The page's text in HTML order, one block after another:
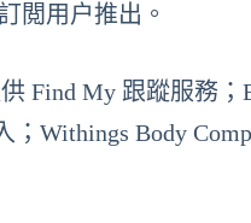
閲用户推出。
Find My 跟蹤服務；
Withings Body